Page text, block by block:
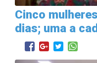
Cinco
dias; uma a